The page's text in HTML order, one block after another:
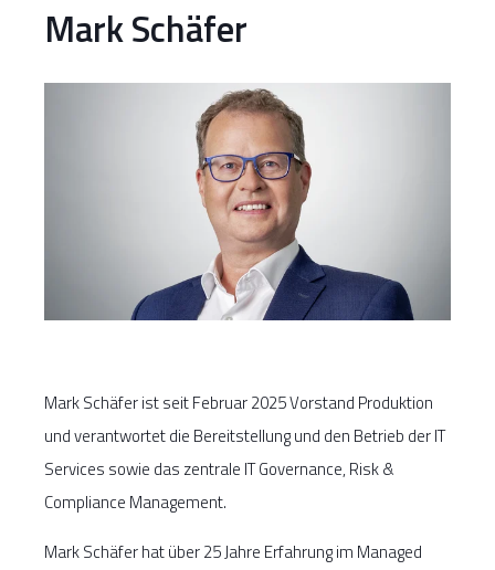
Mark Schäfer
Mark Schäfer ist seit Februar 2025 Vorstand Produktion
und verantwortet die Bereitstellung und den Betrieb der IT
Services sowie das zentrale IT Governance, Risk &
Compliance Management.
Mark Schäfer hat über 25 Jahre Erfahrung im Managed